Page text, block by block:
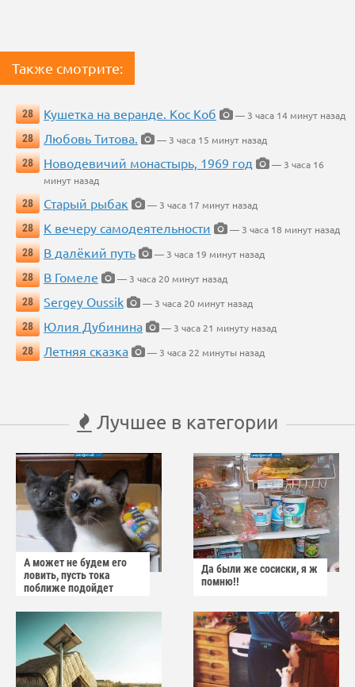
Также смотрите:
28 Кушетка на веранде. Кос Коб
— 3 часа 14 минут назад
28
Любовь Титова.
— 3 часа 15 минут назад
28
Новодевичий монастырь, 1969 год
— 3 часа 16
минут назад
28
Старый рыбак
— 3 часа 17 минут назад
28
К вечеру самодеятельности
— 3 часа 18 минут назад
28
В далёкий путь
— 3 часа 19 минут назад
28
В Гомеле
— 3 часа 20 минут назад
28
Sergey Oussik
— 3 часа 20 минут назад
28
Юлия Дубинина
— 3 часа 21 минуту назад
28
Летняя сказка — 3 часа 22 минуты назад
Лучшее в категории
А может не будем его
ловить, пусть тока
поближе подойдет
Да были же сосиски, я ж
помню!!